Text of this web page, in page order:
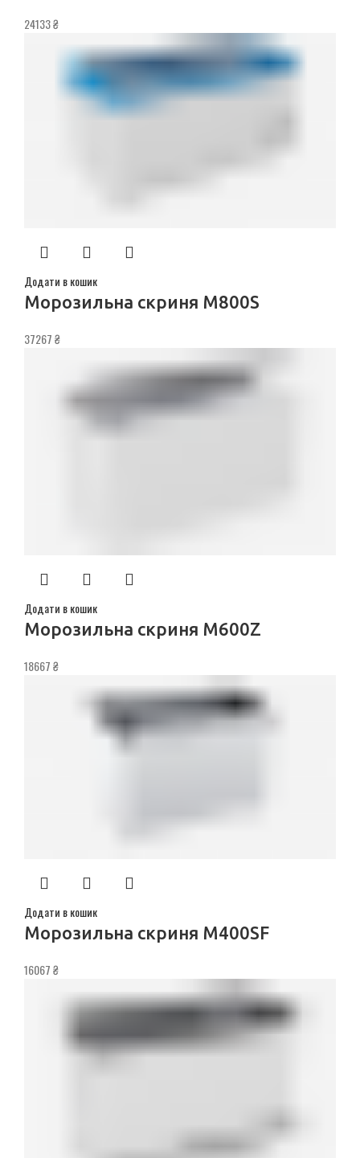
24133₴
Додати в кошик
Морозильна скриня M800S
37267₴
Додати в кошик
Морозильна скриня M600Z
18667₴
Додати в кошик
Морозильна скриня M400SF
16067₴